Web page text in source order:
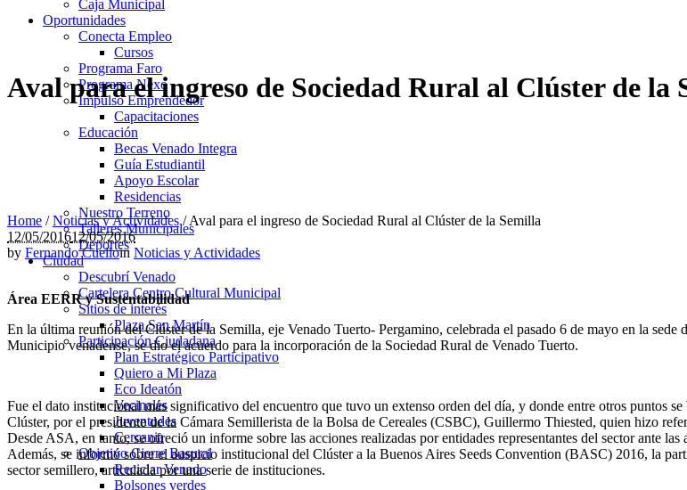
Caja Municipal
Oportunidades
Conecta Empleo
Cursos
Programa Faro
Programa Nexo
Impulso Emprendedor
Capacitaciones
Educación
Becas Venado Integra
Guía Estudiantil
Apoyo Escolar
Residencias
Nuestro Terreno
Talleres Municipales
Deportes
Ciudad
Descubrí Venado
Cartelera Centro Cultural Municipal
Sitios de interés
Plaza San Martín
Participación Ciudadana
Plan Estratégico Participativo
Quiero a Mi Plaza
Eco Ideatón
Vecinales
Juventudes
Cercania
Objetivo Cierre Basural
Reciclar Venado
Bolsones verdes
Aval para el ingreso de Sociedad Rural al Clúster de la
Home /Noticias y Actividades /Aval para el ingreso de Sociedad Rural al Clúster de la Semilla
12/05/201612/05/2016
by Fernando Cuelloin Noticias y Actividades
Área EERR y Sustentabilidad
En la última reunión del Clúster de la Semilla, eje Venado Tuerto- Pergamino, celebrada el pasado 6 de mayo en la
Municipio venadense, se dio el acuerdo para la incorporación de la Sociedad Rural de Venado Tuerto.
Fue el dato institucional más significativo del encuentro que tuvo un extenso orden del día, y donde entre otros puntos
Clúster, por el presidente de la Cámara Semillerista de la Bolsa de Cereales (CSBC), Guillermo Thiested, quien hizo
Desde ASA, en tanto, se ofreció un informe sobre las acciones realizadas por entidades representantes del sector ante las
Además, se informó sobre el auspicio institucional del Clúster a la Buenos Aires Seeds Convention (BASC) 2016, la
sector semillero, articulada por una serie de instituciones.